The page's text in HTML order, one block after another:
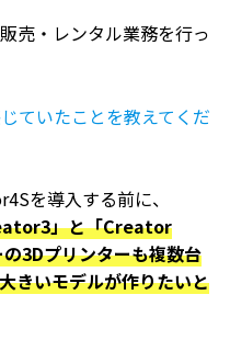
売・レンタル業務を行っ
ていたことを教えてくだ
を導入する前に、
」と「Creator
3Dプリンターも複数台
きいモデルが作りたいと